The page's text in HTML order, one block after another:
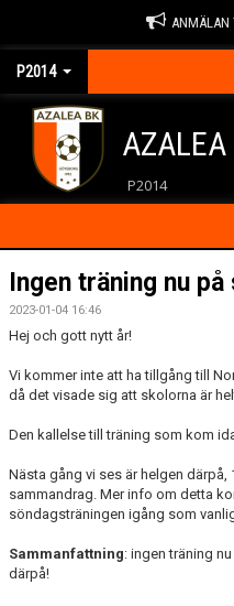
ANMÄLAN
P2014
AZALEA
P2014
HEM
KALENDER
KONTAKT
Ingen träning nu på
2023-01-04 16:46
Hej och gott nytt år!
Vi kommer inte att ha tillgång till
då det visade sig att skolorna är
Den kallelse till träning som kom
Nästa gång vi ses är helgen därpå,
sammandrag. Mer info om detta
söndagsträningen igång som
Sammanfattning: ingen träning
därpå!